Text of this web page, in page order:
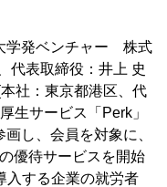
学発ベンチャー 株式
代表取締役：井上 史
社：東京都港区、代
生サービス「Perk」
し、会員を対象に、
優待サービスを開始
入する企業の就労者